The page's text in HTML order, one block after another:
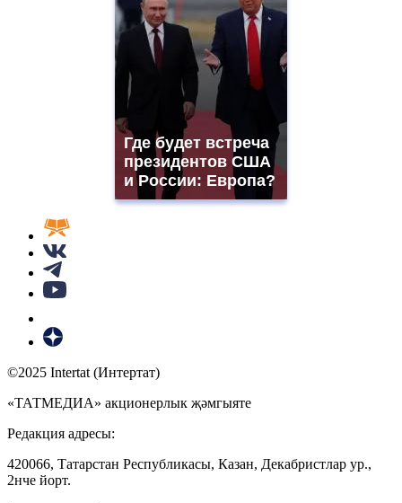
Где будет встреча
президентов США
и России: Европа?
©2025 Intertat (Интертат)
«ТАТМЕДИА» акционерлык җәмгыяте
Редакция адресы:
420066, Татарстан Республикасы, Казан, Декабристлар ур.,
2нче йорт.